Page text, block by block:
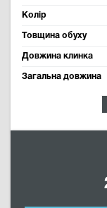
Колір
Товщина обуху
Довжина клинка
Загальна довжина